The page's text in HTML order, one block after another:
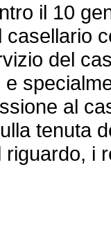
il 10
del
al
tenuta
i